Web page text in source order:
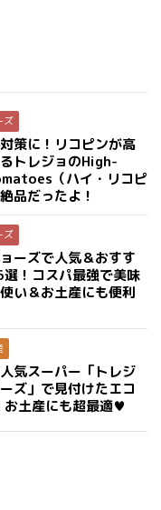
ズ
策に！リコピンが高
トレジョのHigh-
（ハイ・リコピ
品だったよ！
ズ
ーズで人気＆おすす
！コスパ最強で美味
い＆お土産にも便利
気スーパー「トレジ
ズ」で見付けたエコ
土産にも超最適♥